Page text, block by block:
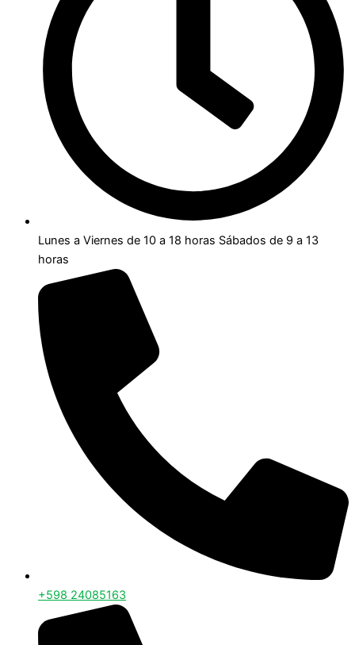
Lunes a Viernes de 10 a 18 horas Sábados de 9 a 13
horas
+598 24085163